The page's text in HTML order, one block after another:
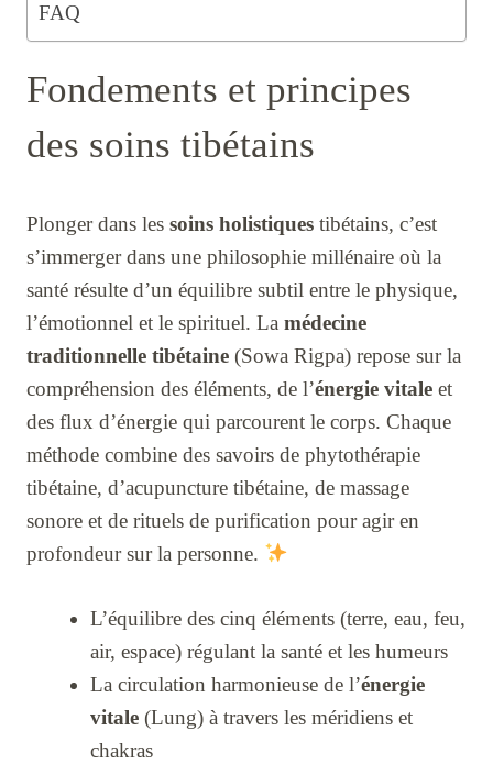
FAQ
Fondements et principes
des soins tibétains
Plonger dans les soins holistiques tibétains, c’est
s’immerger dans une philosophie millénaire où la
santé résulte d’un équilibre subtil entre le physique,
l’émotionnel et le spirituel. La médecine
traditionnelle tibétaine (Sowa Rigpa) repose sur la
compréhension des éléments, de l’énergie vitale et
des flux d’énergie qui parcourent le corps. Chaque
méthode combine des savoirs de phytothérapie
tibétaine, d’acupuncture tibétaine, de massage
sonore et de rituels de purification pour agir en
profondeur sur la personne.
L’équilibre des cinq éléments (terre, eau, feu,
air, espace) régulant la santé et les humeurs
La circulation harmonieuse de l’énergie
vitale(Lung) à travers les méridiens et
chakras